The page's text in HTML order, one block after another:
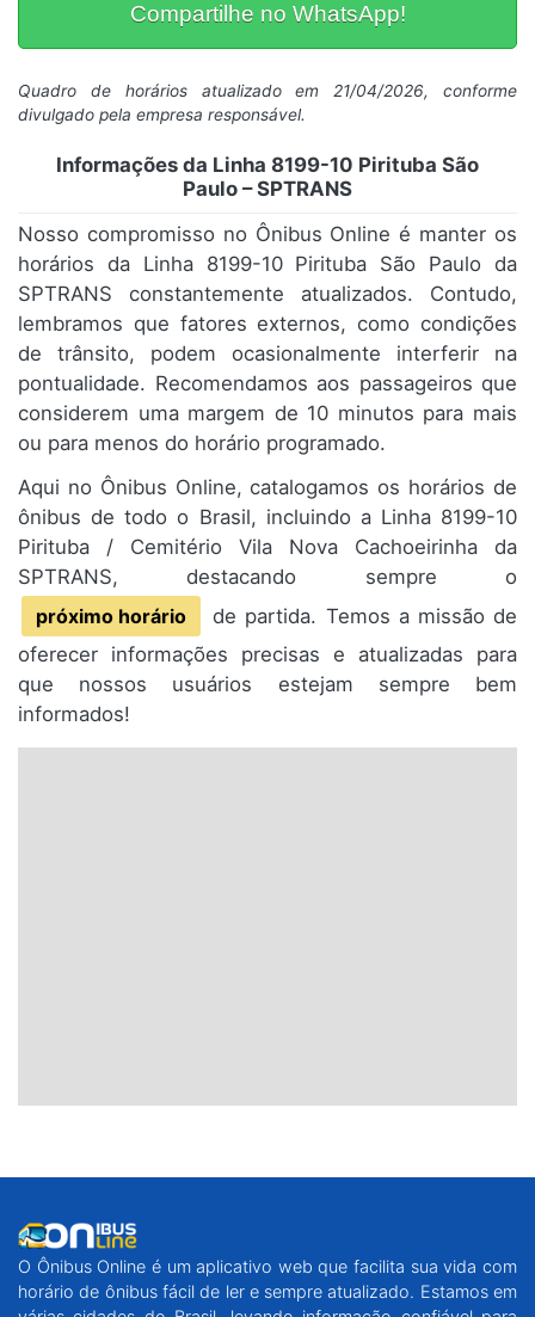
Compartilhe no WhatsApp!
Quadro de horários atualizado em 21/04/2026, conforme
divulgado pela empresa responsável.
Informações da Linha 8199-10 Pirituba São
Paulo – SPTRANS
Nosso compromisso no Ônibus Online é manter os
horários da Linha 8199-10 Pirituba São Paulo da
SPTRANS constantemente atualizados. Contudo,
lembramos que fatores externos, como condições
de trânsito, podem ocasionalmente interferir na
pontualidade. Recomendamos aos passageiros que
considerem uma margem de 10 minutos para mais
ou para menos do horário programado.
Aqui no Ônibus Online, catalogamos os horários de
ônibus de todo o Brasil, incluindo a Linha 8199-10
Pirituba / Cemitério Vila Nova Cachoeirinha da
SPTRANS, destacando sempre o
próximo horário
de partida. Temos a missão de
oferecer informações precisas e atualizadas para
que nossos usuários estejam sempre bem
informados!
O Ônibus Online é um aplicativo web que facilita sua vida com
horário de ônibus fácil de ler e sempre atualizado. Estamos em